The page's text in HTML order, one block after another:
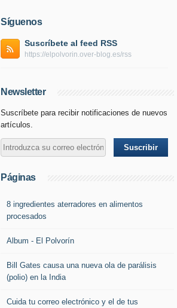
Síguenos
Suscríbete al feed RSS
https://elpolvorin.over-blog.es/rss
Newsletter
Suscríbete para recibir notificaciones de nuevos
artículos.
Páginas
8 ingredientes aterradores en alimentos
procesados
Album - El Polvorín
Bill Gates causa una nueva ola de parálisis
(polio) en la India
Cuida tu correo electrónico y el de tus